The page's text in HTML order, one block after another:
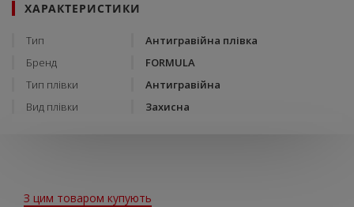
ХАРАКТЕРИСТИКИ
Тип
Антигравійна плівка
Бренд
FORMULA
Тип плівки
Антигравійна
Вид плівки
Захисна
З цим товаром купують